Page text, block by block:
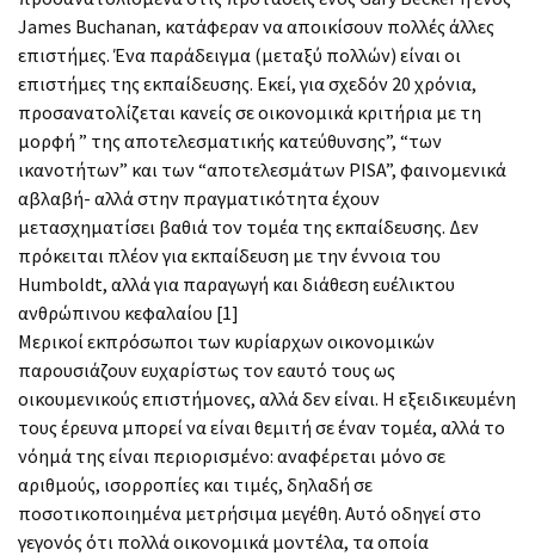
James Buchanan, κατάφεραν να αποικίσουν πολλές άλλες
επιστήμες. Ένα παράδειγμα (μεταξύ πολλών) είναι οι
επιστήμες της εκπαίδευσης. Εκεί, για σχεδόν 20 χρόνια,
προσανατολίζεται κανείς σε οικονομικά κριτήρια με τη
μορφή ” της αποτελεσματικής κατεύθυνσης”, “των
ικανοτήτων” και των “αποτελεσμάτων PISA”, φαινομενικά
αβλαβή- αλλά στην πραγματικότητα έχουν
μετασχηματίσει βαθιά τον τομέα της εκπαίδευσης. Δεν
πρόκειται πλέον για εκπαίδευση με την έννοια του
Humboldt, αλλά για παραγωγή και διάθεση ευέλικτου
ανθρώπινου κεφαλαίου [1]
Μερικοί εκπρόσωποι των κυρίαρχων οικονομικών
παρουσιάζουν ευχαρίστως τον εαυτό τους ως
οικουμενικούς επιστήμονες, αλλά δεν είναι. Η εξειδικευμένη
τους έρευνα μπορεί να είναι θεμιτή σε έναν τομέα, αλλά το
νόημά της είναι περιορισμένο: αναφέρεται μόνο σε
αριθμούς, ισορροπίες και τιμές, δηλαδή σε
ποσοτικοποιημένα μετρήσιμα μεγέθη. Αυτό οδηγεί στο
γεγονός ότι πολλά οικονομικά μοντέλα, τα οποία